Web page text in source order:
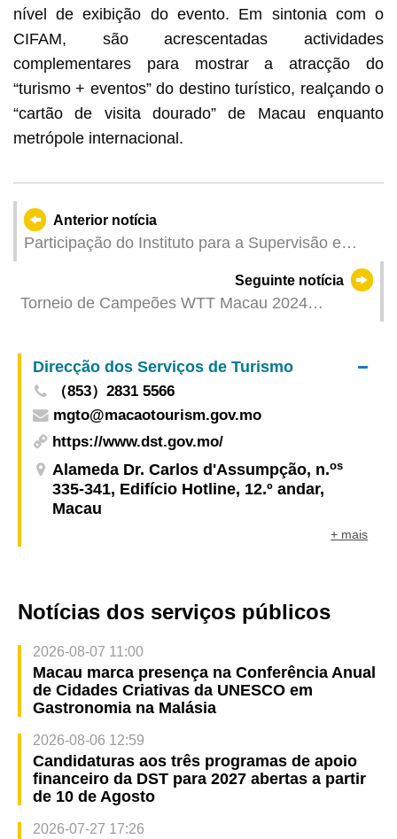
nível de exibição do evento. Em sintonia com o
CIFAM, são acrescentadas actividades
complementares para mostrar a atracção do
“turismo + eventos” do destino turístico, realçando o
“cartão de visita dourado” de Macau enquanto
metrópole internacional.
Anterior notícia
Participação do Instituto para a Supervisão e
Administração Farmacêutica no Fórum sobre o
Desenvolvimento da Medicina Tradicional
Chinesa no âmbito de “Uma Faixa, Uma Rota”
Seguinte notícia
Torneio de Campeões WTT Macau 2024
Direcção dos Serviços de Turismo
（853）2831 5566
mgto@macaotourism.gov.mo
https://www.dst.gov.mo/
Alameda Dr. Carlos d'Assumpção, n.os
335-341, Edifício Hotline, 12.º andar,
Macau
+ mais
Notícias dos serviços públicos
2026-08-07 11:00
Macau marca presença na Conferência Anual
de Cidades Criativas da UNESCO em
Gastronomia na Malásia
2026-08-06 12:59
Candidaturas aos três programas de apoio
financeiro da DST para 2027 abertas a partir
de 10 de Agosto
2026-07-27 17:26